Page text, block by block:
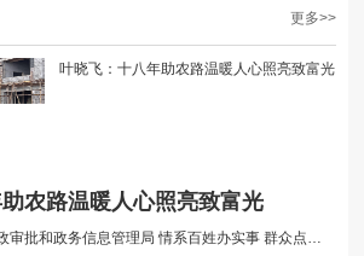
更多>>
叶晓飞：十八年助农路温暖人心照亮致富光
农路温暖人心照亮致富光
河南省商丘市梁园区行政审批和政务信息管理局 情系百姓办实事 群众点赞送锦旗